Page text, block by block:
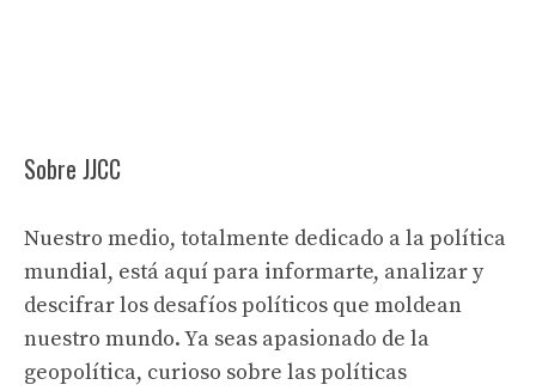
Sobre JJCC
Nuestro medio, totalmente dedicado a la política
mundial, está aquí para informarte, analizar y
descifrar los desafíos políticos que moldean
nuestro mundo. Ya seas apasionado de la
geopolítica, curioso sobre las políticas